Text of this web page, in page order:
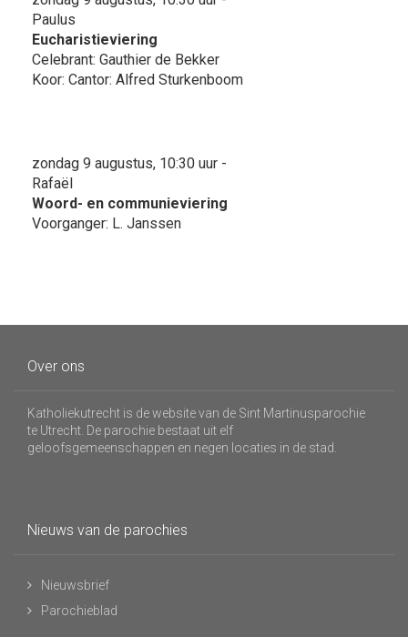
Paulus
Eucharistieviering
Celebrant: Gauthier de Bekker
Koor: Cantor: Alfred Sturkenboom
zondag 9 augustus, 10:30 uur -
Rafaël
Woord- en communieviering
Voorganger: L. Janssen
Over ons
Katholiekutrecht is de website van de Sint Martinusparochie
te Utrecht. De parochie bestaat uit elf
geloofsgemeenschappen en negen locaties in de stad.
Nieuws van de parochies
Nieuwsbrief
Parochieblad